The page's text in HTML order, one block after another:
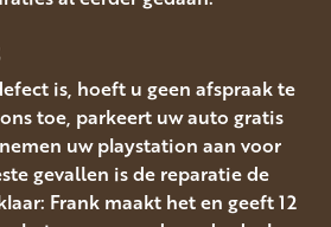
is, hoeft u geen afspraak te
toe, parkeert uw auto gratis
uw playstation aan voor
gevallen is de reparatie de
Frank maakt het en geeft 12